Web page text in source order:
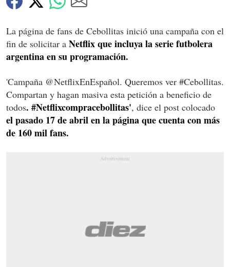
La página de fans de Cebollitas inició una campaña con el
fin de solicitar a Netflix que incluya la serie futbolera
argentina en su programación.
'Campaña‬ @NetflixEnEspañol. Queremos ver ‪#‎Cebollitas‬.
Compartan y hagan masiva esta petición a beneficio de
todos. #‎Netflixcompracebollitas‬', dice el post colocado
el pasado 17 de abril en la página que cuenta con más
de 160 mil fans.